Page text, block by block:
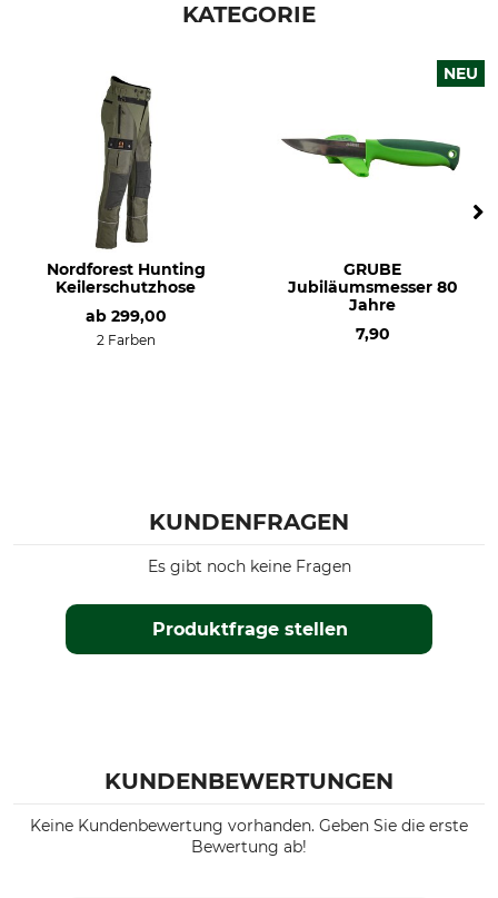
KATEGORIE
Nordforest Hunting
Keilerschutzhose
ab 299,00
2 Farben
NEU
GRUBE
Jubiläumsmesser 80
Jahre
7,90
KUNDENFRAGEN
Produktfrage stellen
Es gibt noch keine Fragen
KUNDENBEWERTUNGEN
Keine Kundenbewertung vorhanden. Geben Sie die erste
Bewertung ab!